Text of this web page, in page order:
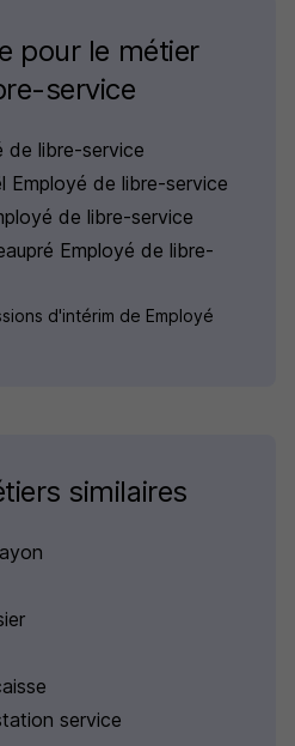
pour le métier
service
de libre-service
Employé de libre-service
de libre-service
Employé de libre-
d'intérim de Employé
similaires
service